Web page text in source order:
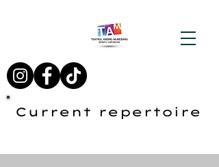
Current repertoire